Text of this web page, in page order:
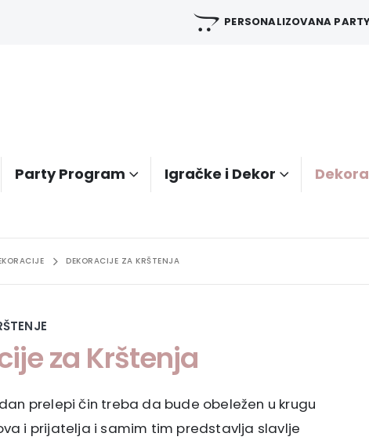
PERSONALIZOVANA
Party Program Igračke i Dekor
DEKORACIJE ZA KRŠTENJA
za Krštenja
prelepi čin treba da bude obeležen u krugu
i prijatelja i samim tim predstavlja slavlje